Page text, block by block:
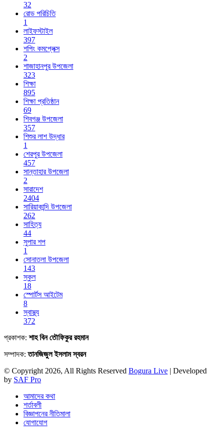
32
রোড পরিচিতি
1
লাইফস্টাইল
397
শপিং কমপ্লেক্স
2
শাজাহানপুর উপজেলা
323
শিক্ষা
895
শিক্ষা প্রতিষ্ঠান
69
শিবগঞ্জ উপজেলা
357
শিশুর লাশ উদ্ধার
1
শেরপুর উপজেলা
457
সান্তাহার উপজেলা
2
সারাদেশ
2404
সারিয়াকান্দি উপজেলা
262
সাহিত্য
44
সুপার শপ
1
সোনাতলা উপজেলা
143
স্কুল
18
স্পোর্টস আইটেম
8
স্বাস্থ্য
372
প্রকাশক: শাহ বিন তৌফিকুর রহমান
সম্পাদক:তানজিজুল ইসলাম স্বরন
© Copyright 2026, All Rights Reserved Bogura Live | Developed
by SAF Pro
আমাদের কথা
শর্তাবলী
বিজ্ঞাপনের নীতিমালা
যোগাযোগ